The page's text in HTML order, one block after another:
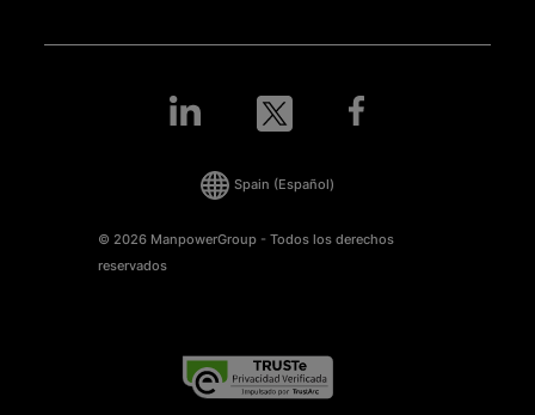
© 2026 ManpowerGroup - Todos los derechos
reservados
Spain (Español)